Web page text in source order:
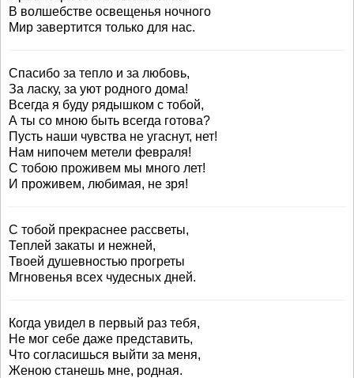
В волшебстве освещенья ночного
Мир завертится только для нас.
Спасибо за тепло и за любовь,
За ласку, за уют родного дома!
Всегда я буду рядышком с тобой,
А ты со мною быть всегда готова?
Пусть наши чувства не угаснут, нет!
Нам нипочем метели февраля!
С тобою проживем мы много лет!
И проживем, любимая, не зря!
С тобой прекраснее рассветы,
Теплей закаты и нежней,
Твоей душевностью прогреты
Мгновенья всех чудесных дней.
Когда увидел в первый раз тебя,
Не мог себе даже представить,
Что согласишься выйти за меня,
Женою станешь мне, родная.